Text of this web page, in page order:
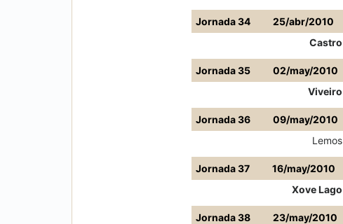
Jornada 34
25/abr/2010
Castro
Jornada 35
02/may/2010
Viveiro
Jornada 36
09/may/2010
Lemos
Jornada 37
16/may/2010
Xove Lago
Jornada 38
23/may/2010